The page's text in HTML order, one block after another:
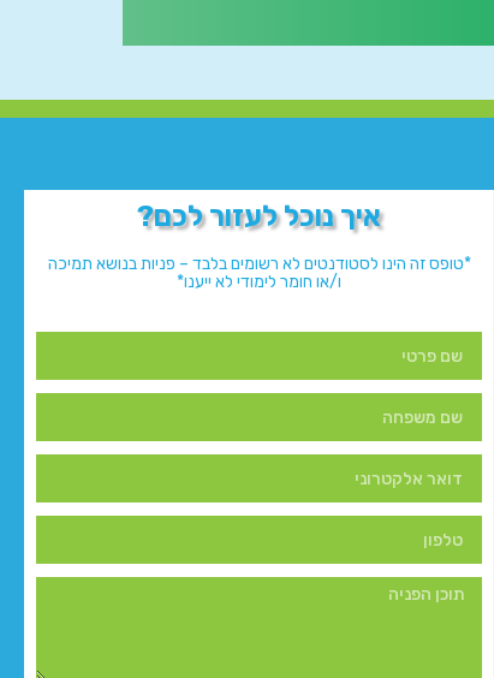
איך נוכל לעזור לכם?
*טופס זה הינו לסטודנטים לא רשומים בלבד – פניות בנושא תמיכה
ו/או חומר לימודי לא ייענו*